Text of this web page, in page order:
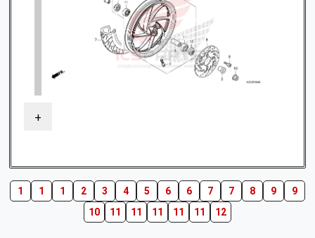
+
1 1 1 2 3 4 5 6 6 7 7 8 9
9
10
11 11 11 11 11 12